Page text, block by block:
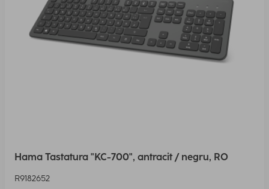
Hama Tastatura "KC-700", antracit / negru, RO
R9182652